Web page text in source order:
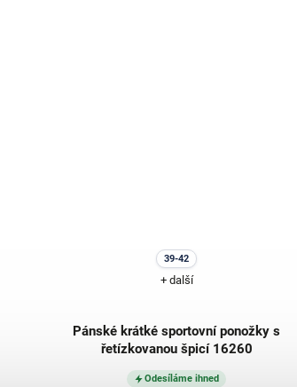
39-42
+ další
Pánské krátké sportovní ponožky s
řetízkovanou špicí 16260
Odesíláme ihned